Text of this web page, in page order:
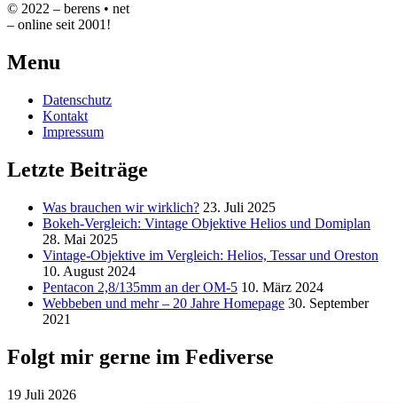
© 2022 – berens • net
– online seit 2001!
Menu
Datenschutz
Kontakt
Impressum
Letzte Beiträge
Was brauchen wir wirklich? 23. Juli 2025
Bokeh-Vergleich: Vintage Objektive Helios und Domiplan
28. Mai 2025
Vintage-Objektive im Vergleich: Helios, Tessar und Oreston
10. August 2024
Pentacon 2,8/135mm an der OM-5 10. März 2024
Webbeben und mehr – 20 Jahre Homepage 30. September
2021
Folgt mir gerne im Fediverse
19 Juli 2026